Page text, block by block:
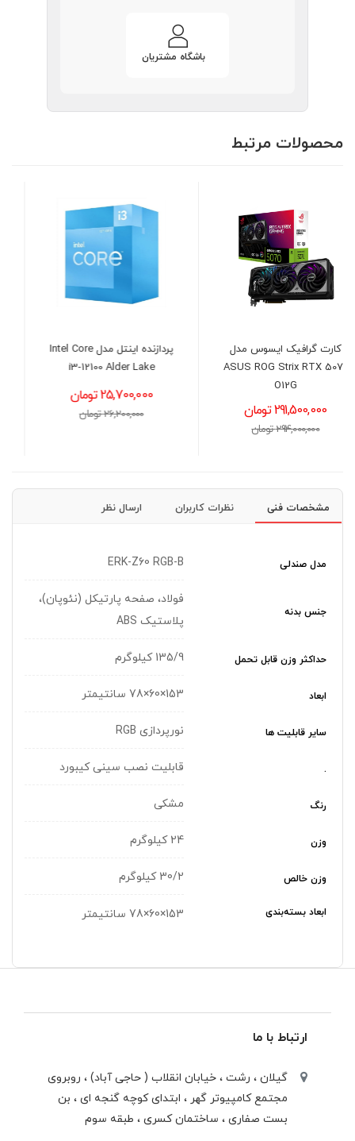
باشگاه مشتریان
محصولات مرتبط
i3-12100 Alder Lake
26,200,000 تومان
نرم افزار حسابداری رستوران و
فست فود زعفران (حرفه ای)
37,500,000 تومان
مشخصات فنی نظرات کاربران ارسال نظر
مدل صندلی ERK-Z60 RGB-B
جنس بدنه
فولاد، صفحه پارتیکل (نئوپان)،
پلاستیک ABS
حداکثر وزن قابل تحمل 135/9 کیلوگرم
ابعاد 153×60×78 سانتیمتر
سایر قابلیت ها نورپردازی RGB
. قابلیت نصب سینی کیبورد
رنگ مشکی
وزن 24 کیلوگرم
وزن خالص 30/2 کیلوگرم
ابعاد بسته‌بندی 153×60×78 سانتیمتر
ارتباط با ما
گیلان ، رشت ، خيابان انقلاب ( حاجی آباد) ، روبروی
مجتمع كامپيوتر گهر ، ابتدای كوچه گنجه ای ، بن
بست صفاری ، ساختمان كسری ، طبقه سوم